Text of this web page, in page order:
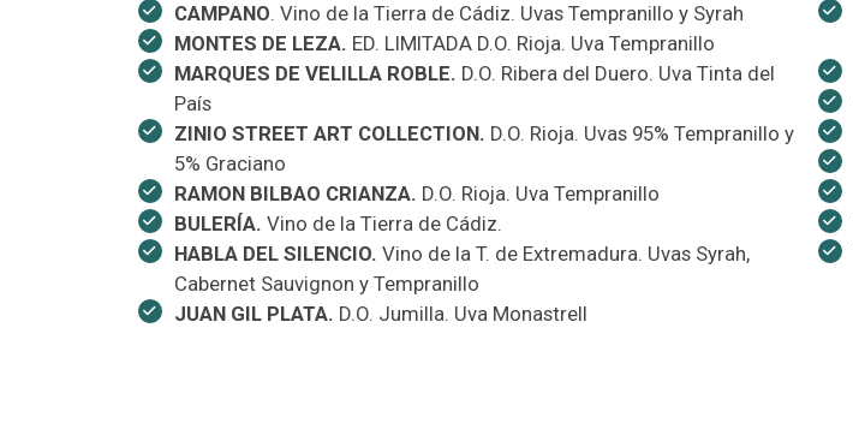
CAMPANO. Vino de la Tierra de Cádiz. Uvas Tempranillo y Syrah
MONTES DE LEZA. ED. LIMITADA D.O. Rioja. Uva Tempranillo
MARQUES DE VELILLA ROBLE. D.O. Ribera del Duero. Uva Tinta del
País
ZINIO STREET ART COLLECTION. D.O. Rioja. Uvas 95% Tempranillo y
5% Graciano
RAMON BILBAO CRIANZA. D.O. Rioja. Uva Tempranillo
BULERÍA. Vino de la Tierra de Cádiz.
HABLA DEL SILENCIO. Vino de la T. de Extremadura. Uvas Syrah,
Cabernet Sauvignon y Tempranillo
JUAN GIL PLATA. D.O. Jumilla. Uva Monastrell